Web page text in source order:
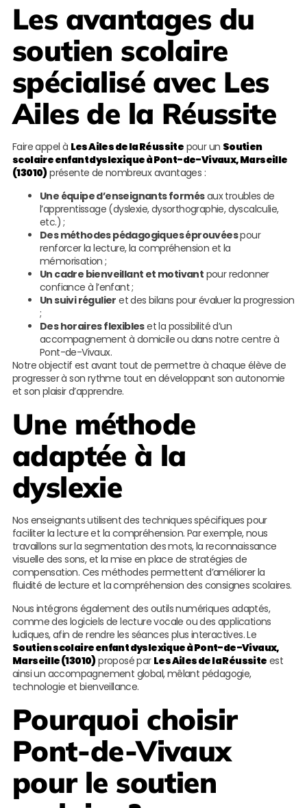
Les avantages du
soutien scolaire
spécialisé avec Les
Ailes de la Réussite
Faire appel à Les Ailes de la Réussite pour un Soutien
scolaire enfant dyslexique à Pont-de-Vivaux, Marseille
(13010)présente de nombreux avantages :
Une équipe d’enseignants formésaux troubles de
l’apprentissage (dyslexie, dysorthographie, dyscalculie,
etc.) ;
Des méthodes pédagogiques éprouvéespour
renforcer la lecture, la compréhension et la
mémorisation ;
Un cadre bienveillant et motivant pour redonner
confiance à l’enfant ;
Un suivi régulier et des bilans pour évaluer la progression
;
Des horaires flexibleset la possibilité d’un
accompagnement à domicile ou dans notre centre à
Pont-de-Vivaux.
Notre objectif est avant tout de permettre à chaque élève de
progresser à son rythme tout en développant son autonomie
et son plaisir d’apprendre.
Une méthode
adaptée à la
dyslexie
Nos enseignants utilisent des techniques spécifiques pour
faciliter la lecture et la compréhension. Par exemple, nous
travaillons sur la segmentation des mots, la reconnaissance
visuelle des sons, et la mise en place de stratégies de
compensation. Ces méthodes permettent d’améliorer la
fluidité de lecture et la compréhension des consignes scolaires.
Nous intégrons également des outils numériques adaptés,
comme des logiciels de lecture vocale ou des applications
ludiques, afin de rendre les séances plus interactives. Le
Soutien scolaire enfant dyslexique à Pont-de-Vivaux,
Marseille (13010)proposé par Les Ailes de la Réussite est
ainsi un accompagnement global, mêlant pédagogie,
technologie et bienveillance.
Pourquoi choisir
Pont-de-Vivaux
pour le soutien